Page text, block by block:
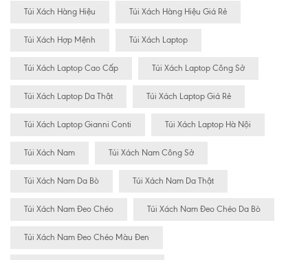
Túi Xách Hàng Hiệu Túi Xách Hàng Hiệu Giá Rẻ
Túi Xách Hợp Mệnh Túi Xách Laptop
Túi Xách Laptop Cao Cấp Túi Xách Laptop Công Sở
Túi Xách Laptop Da Thật Túi Xách Laptop Giá Rẻ
Túi Xách Laptop Gianni Conti Túi Xách Laptop Hà Nội
Túi Xách Nam Túi Xách Nam Công Sở
Túi Xách Nam Da Bò Túi Xách Nam Da Thật
Túi Xách Nam Đeo Chéo Túi Xách Nam Đeo Chéo Da Bò
Túi Xách Nam Đeo Chéo Màu Đen